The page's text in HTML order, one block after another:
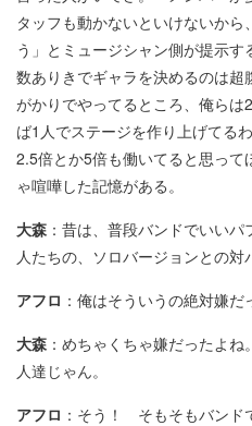
タッフも動かないといけないか
う」とミュージシャン側が提示
数ありきでギャラを決めるのは超
がかりでやってるところ、俺ら
ば1人でステージを作り上げてる
2.5倍とか5倍も働いてると思っ
ゃ喧嘩した記憶がある。
大森 ：昔は、普段バンドでいい
人たちの、ソロバージョンとの対
アフロ ：俺はそういうの絶対嫌だ
大森 ：めちゃくちゃ嫌だったよ
人達じゃん。
アフロ ：そう！ そもそもバンド